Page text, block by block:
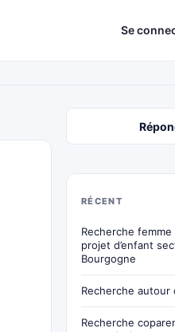
Se
RÉCENT
Recherche
projet d’enfant
Bourgogne
Recherche autour
Recherche